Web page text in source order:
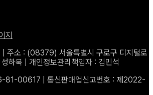
지
| 주소 : (08379) 서울특별시 구로구 디지털로
하묵 | 개인정보관리책임자 : 김민석
81-00617 | 통신판매업신고번호 : 제2022-